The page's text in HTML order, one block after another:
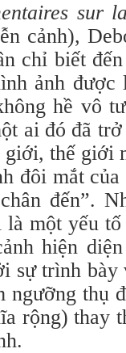
sur
cảnh),
chỉ biết
ảnh
hề vô
ai đó đã
giới, thế giới
đôi mắt
đến”.
là một yếu
hiện
sự trình
ngưỡng thụ
rộng) thay